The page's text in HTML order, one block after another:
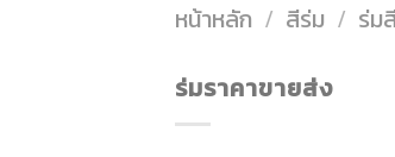
หน้าหลัก / สีร่ม / ร่ม
ร่มราคาขายส่ง